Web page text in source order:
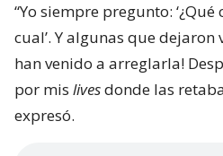
“Yo siempre pregunto:
cual’. Y algunas que dejaron
han venido a arreglarla!
por mis livesdonde las
expresó.